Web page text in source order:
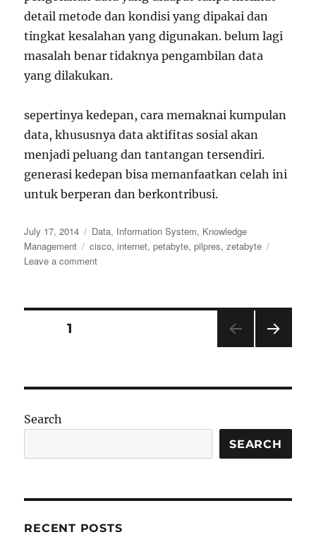
detail metode dan kondisi yang dipakai dan
tingkat kesalahan yang digunakan. belum lagi
masalah benar tidaknya pengambilan data
yang dilakukan.
sepertinya kedepan, cara memaknai kumpulan
data, khususnya data aktifitas sosial akan
menjadi peluang dan tantangan tersendiri.
generasi kedepan bisa memanfaatkan celah ini
untuk berperan dan berkontribusi.
Posted
on
July 17, 2014 Categories
Data, Information System, Knowledge
Management
Tags
cisco,internet,petabyte,pilpres,zetabyte
Leave a commenton
Di
Posts
PAGE1
Search
SEARCH
RECENT POSTS